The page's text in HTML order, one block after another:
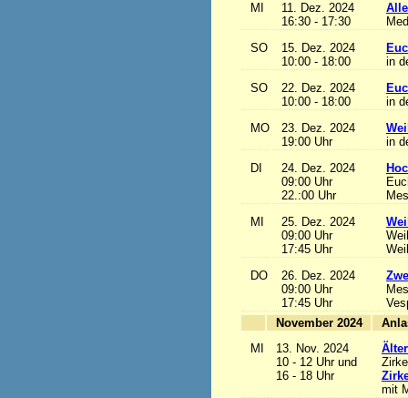
MI
11. Dez. 2024
16:30 - 17:30
SO
15. Dez. 2024
10:00 - 18:00
in
SO
22. Dez. 2024
10:00 - 18:00
in
MO
23. Dez. 2024
19:00 Uhr
in
DI
24. Dez. 2024
09:00 Uhr
22.:00 Uhr
MI
25. Dez. 2024
09:00 Uhr
17:45 Uhr
DO
26. Dez. 2024
09:00 Uhr
17:45 Uhr
November 2024
MI
13. Nov. 2024
10 - 12 Uhr und
16 - 18 Uhr
mit